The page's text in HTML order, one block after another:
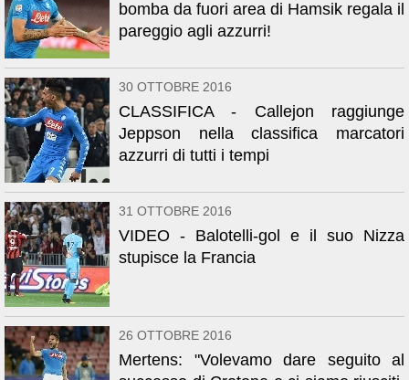
bomba da fuori area di Hamsik regala il
pareggio agli azzurri!
30 OTTOBRE 2016
CLASSIFICA - Callejon raggiunge
Jeppson nella classifica marcatori
azzurri di tutti i tempi
31 OTTOBRE 2016
VIDEO - Balotelli-gol e il suo Nizza
stupisce la Francia
26 OTTOBRE 2016
Mertens: "Volevamo dare seguito al